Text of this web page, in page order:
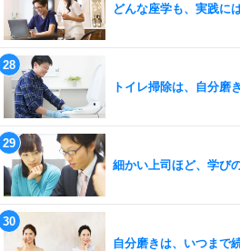
どんな座学も、実践に
トイレ掃除は、自分磨き
細かい上司ほど、学び
自分磨きは、いつまで